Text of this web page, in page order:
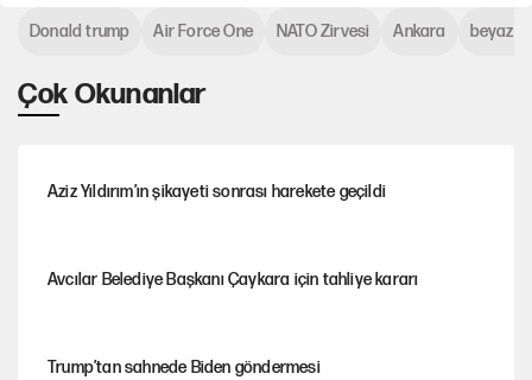
Çok Okunanlar
Aziz Yıldırım’ın şikayeti sonrası harekete geçildi
Avcılar Belediye Başkanı Çaykara için tahliye kararı
Trump’tan sahnede Biden göndermesi
Donald trump Air Force One NATO Zirvesi Ankara beyaz